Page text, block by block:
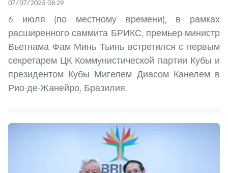
07/07/2025 08:29
6 июля (по местному времени), в рамках
расширенного саммита БРИКС, премьер-министр
Вьетнама Фам Минь Тьинь встретился с первым
секретарем ЦК Коммунистической партии Кубы и
президентом Кубы Мигелем Диасом Канелем в
Рио-де-Жанейро, Бразилия.